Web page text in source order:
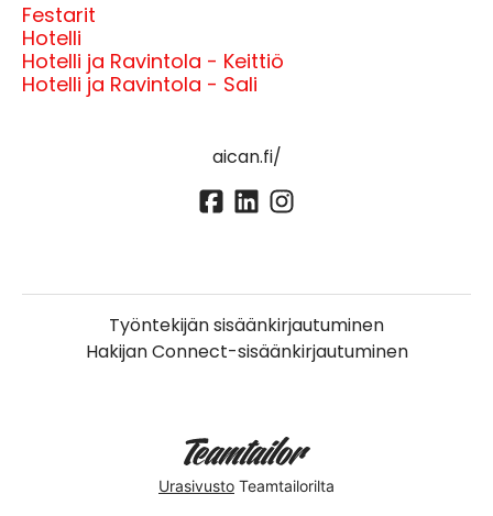
Festarit
Hotelli
Hotelli ja Ravintola - Keittiö
Hotelli ja Ravintola - Sali
aican.fi/
Työntekijän sisäänkirjautuminen
Hakijan Connect-sisäänkirjautuminen
Urasivusto Teamtailorilta